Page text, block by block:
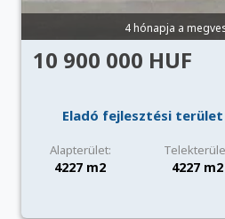
4 hónapja a
10 900 000 HUF
Eladó fejlesztési
Alapterület:
4227 m2 4227 m2